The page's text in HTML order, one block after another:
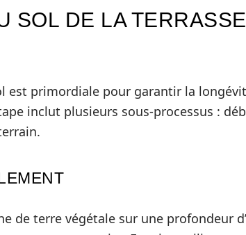
SOL DE LA
est primordiale pour garantir la
inclut plusieurs sous-processus :
de terre végétale sur une profondeur